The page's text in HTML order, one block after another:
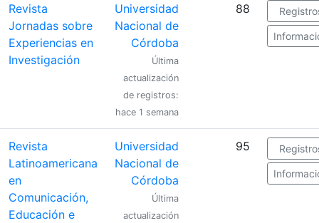
Revista
Jornadas sobre
Experiencias en
Investigación
Universidad
Nacional de
Córdoba
Última
actualización
de registros:
hace 1 semana
88
Revista
Latinoamericana
en
Comunicación,
Educación e
Universidad
Nacional de
Córdoba
Última
actualización
95